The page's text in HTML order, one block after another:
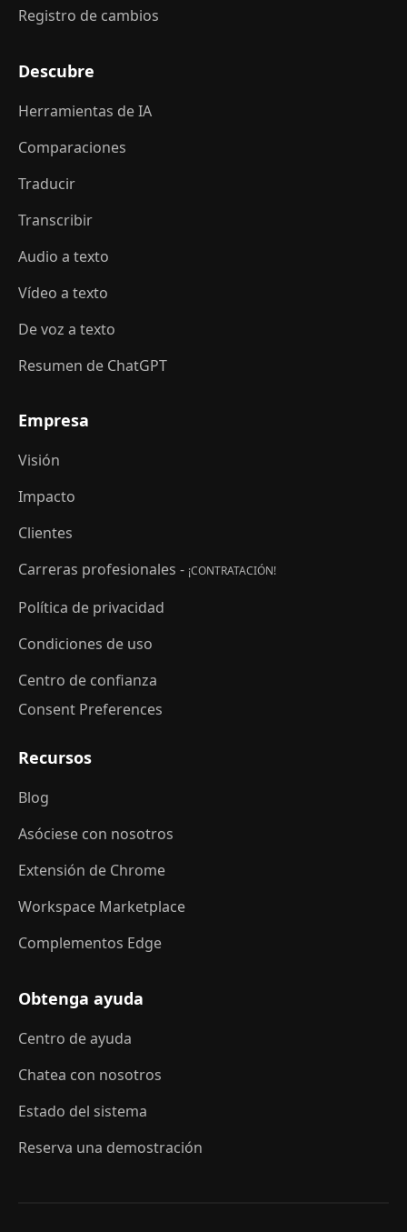
Registro de cambios
Descubre
Herramientas de IA
Comparaciones
Traducir
Transcribir
Audio a texto
Vídeo a texto
De voz a texto
Resumen de ChatGPT
Empresa
Visión
Impacto
Clientes
Carreras profesionales - ¡CONTRATACIÓN!
Política de privacidad
Condiciones de uso
Centro de confianza
Consent Preferences
Recursos
Blog
Asóciese con nosotros
Extensión de Chrome
Workspace Marketplace
Complementos Edge
Obtenga ayuda
Centro de ayuda
Chatea con nosotros
Estado del sistema
Reserva una demostración